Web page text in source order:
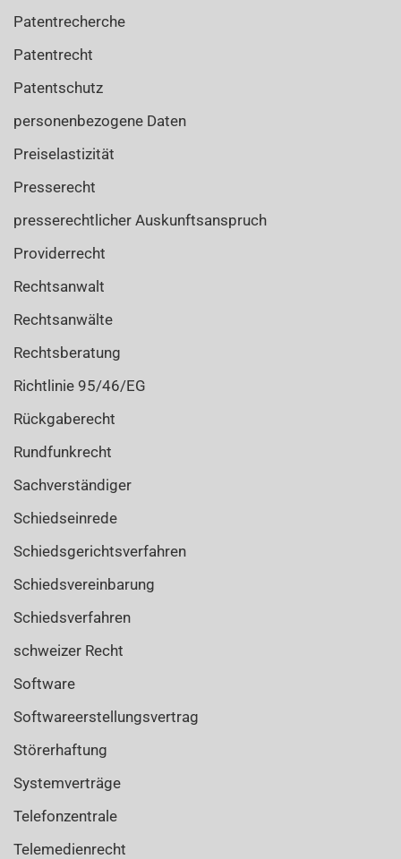
Patentrecherche
Patentrecht
Patentschutz
personenbezogene Daten
Preiselastizität
Presserecht
presserechtlicher Auskunftsanspruch
Providerrecht
Rechtsanwalt
Rechtsanwälte
Rechtsberatung
Richtlinie 95/46/EG
Rückgaberecht
Rundfunkrecht
Sachverständiger
Schiedseinrede
Schiedsgerichtsverfahren
Schiedsvereinbarung
Schiedsverfahren
schweizer Recht
Software
Softwareerstellungsvertrag
Störerhaftung
Systemverträge
Telefonzentrale
Telemedienrecht